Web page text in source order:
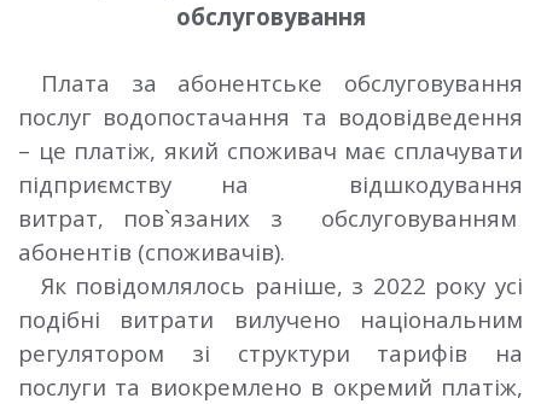
обслуговування
Плата за абонентське обслуговування
послуг водопостачання та водовідведення
– це платіж, який споживач має сплачувати
підприємству на відшкодування
витрат, пов`язаних з обслуговуванням
абонентів (споживачів).
Як повідомлялось раніше, з 2022 року усі
подібні витрати вилучено національним
регулятором зі структури тарифів на
послуги та виокремлено в окремий платіж,